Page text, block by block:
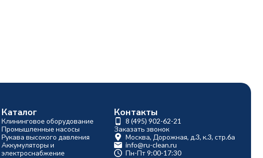
Каталог
Клининговое оборудование
Промышленные насосы
Рукава высокого давления
Аккумуляторы и
электроснабжение
Контакты
8 (495) 902-62-21
Заказать звонок
Москва, Дорожная, д.3, к.3, стр.6а
info@ru-clean.ru
Пн-Пт 9:00-17:30